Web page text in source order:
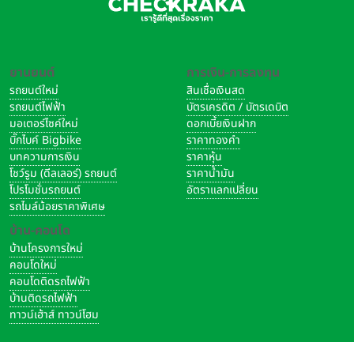
ยานยนต์
รถยนต์ใหม่
รถยนต์ไฟฟ้า
มอเตอร์ไซค์ใหม่
บิ๊กไบค์ Bigbike
บทความการเงิน
โชว์รูม (ดีลเลอร์) รถยนต์
โปรโมชั่นรถยนต์
รถไมล์น้อยราคาพิเศษ
บ้าน-คอนโด
บ้านโครงการใหม่
คอนโดใหม่
คอนโดติดรถไฟฟ้า
บ้านติดรถไฟฟ้า
ทาวน์เฮ้าส์ ทาวน์โฮม
การเงิน-การลงทุน
สินเชื่อเงินสด
บัตรเครดิต / บัตรเดบิต
ดอกเบี้ยเงินฝาก
ราคาทองคำ
ราคาหุ้น
ราคาน้ำมัน
อัตราแลกเปลี่ยน